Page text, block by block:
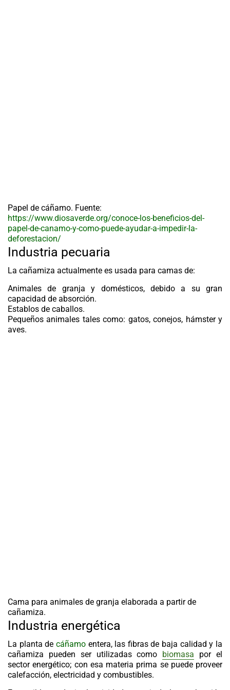
Papel de cáñamo. Fuente:
https://www.diosaverde.org/conoce-los-beneficios-del-
papel-de-canamo-y-como-puede-ayudar-a-impedir-la-
deforestacion/
Industria pecuaria
La cañamiza actualmente es usada para camas de:
Animales de granja y domésticos, debido a su gran
capacidad de absorción.
Establos de caballos.
Pequeños animales tales como: gatos, conejos, hámster y
aves.
Cama para animales de granja elaborada a partir de
cañamiza.
Industria energética
La planta de cáñamoentera, las fibras de baja calidad y la
cañamiza pueden ser utilizadas como biomasa por el
sector energético; con esa materia prima se puede proveer
calefacción, electricidad y combustibles.